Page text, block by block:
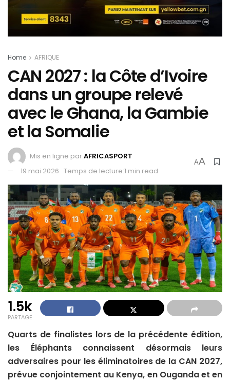
Home AFRIQUE
CAN 2027 : la Côte d’Ivoire
dans un groupe relevé
avec le Ghana, la Gambie
et la Somalie
Mis en ligne parAFRICASPORT
19 mai 2026 Temps de lecture:1 min read
AA
1.5k
PARTAGE
Quarts de finalistes lors de la précédente édition,
les Éléphants connaissent désormais leurs
adversaires pour les éliminatoires de la CAN 2027,
prévue conjointement au Kenya, en Ouganda et en